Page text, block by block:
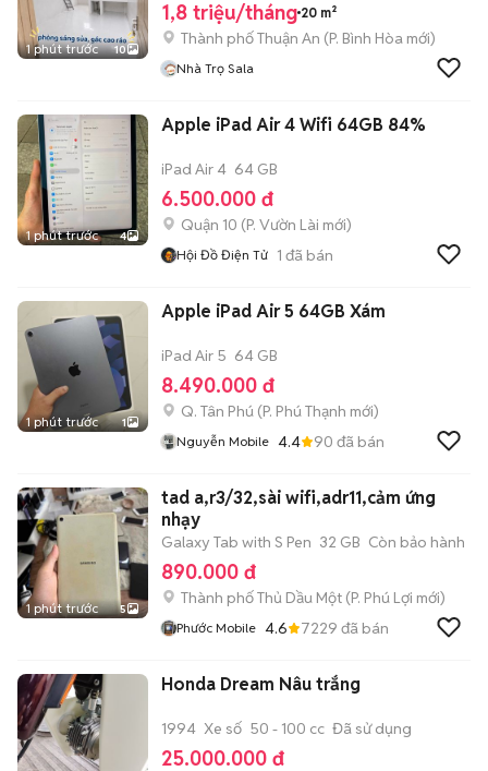
1 phút trước 10
1,8 triệu/tháng 20 m²
Thành phố Thuận An (P. Bình Hòa mới)
Nhà Trọ Sala
1 phút trước 4
Apple iPad Air 4 Wifi 64GB 84%
iPad Air 4 64 GB
6.500.000 đ
Quận 10 (P. Vườn Lài mới)
Hội Đồ Điện Tử 1 đã bán
1 phút trước 1
Apple iPad Air 5 64GB Xám
iPad Air 5 64 GB
8.490.000 đ
Q. Tân Phú (P. Phú Thạnh mới)
Nguyễn Mobile 4.4 90 đã bán
1 phút trước 5
tad a,r3/32,sài wifi,adr11,cảm ứng
nhạy
Galaxy Tab with S Pen 32 GB Còn bảo hành
890.000 đ
Thành phố Thủ Dầu Một (P. Phú Lợi mới)
Phước Mobile 4.6 7229 đã bán
Honda Dream Nâu trắng
1994 Xe số 50 - 100 cc Đã sử dụng
25.000.000 đ